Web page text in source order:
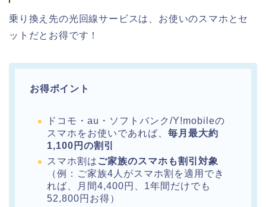
乗り換え先の光回線サービスは、お使いのスマホとセ
ットだとお得です！
お得ポイント
ドコモ・au・ソフトバンク/Y!mobileの
スマホをお使いであれば、 毎月最大約
1,100円の割引
スマホ割は ご家族のスマホも割引対象
（例：ご家族4人がスマホ割を適用でき
れば、月間4,400円、1年間だけでも
52,800円お得）